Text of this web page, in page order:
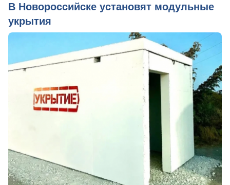
В Новороссийске установят модульные
укрытия